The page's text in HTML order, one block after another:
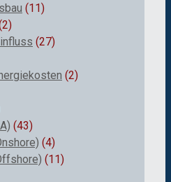
(11)
(27)
(2)
(43)
(4)
(11)